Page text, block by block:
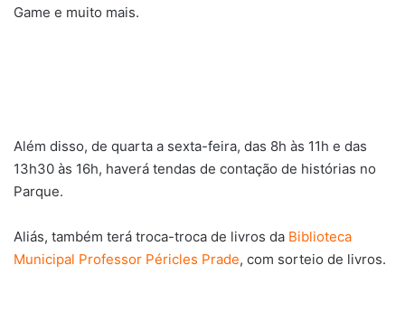
Game e muito mais.
Além disso, de quarta a sexta-feira, das 8h às 11h e das
13h30 às 16h, haverá tendas de contação de histórias no
Parque.
Aliás, também terá troca-troca de livros da Biblioteca
Municipal Professor Péricles Prade, com sorteio de livros.